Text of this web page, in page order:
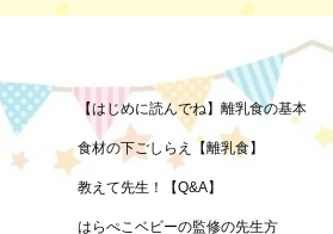
【はじめに読んでね】離乳食の基本
食材の下ごしらえ【離乳食】
教えて先生！【Q&A】
はらぺこベビーの監修の先生方